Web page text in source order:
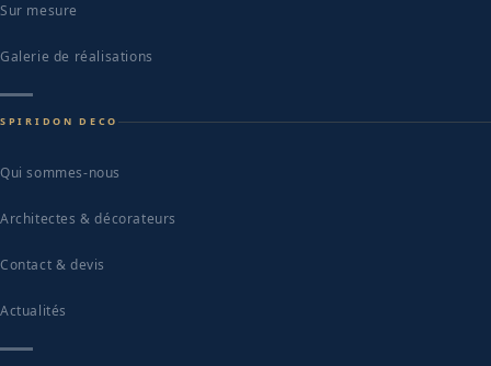
Sur mesure
Galerie de réalisations
SPIRIDON DECO
Qui sommes-nous
Architectes & décorateurs
Contact & devis
Actualités